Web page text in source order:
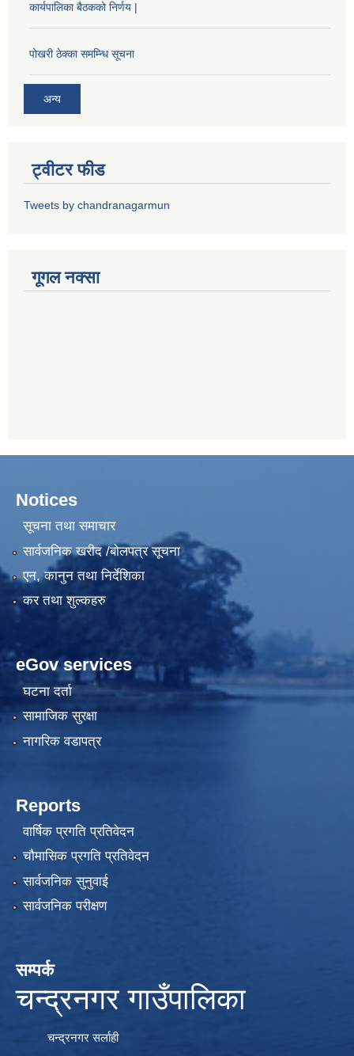
कार्यपालिका बैठकको निर्णय |
पोखरी ठेक्का समम्न्धि सूचना
अन्य
ट्वीटर फीड
Tweets by chandranagarmun
गूगल नक्सा
Notices
सूचना तथा समाचार
सार्वजनिक खरीद /बोलपत्र सूचना
एन, कानुन तथा निर्देशिका
कर तथा शुल्कहरु
eGov services
घटना दर्ता
सामाजिक सुरक्षा
नागरिक वडापत्र
Reports
वार्षिक प्रगति प्रतिवेदन
चौमासिक प्रगति प्रतिवेदन
सार्वजनिक सुनुवाई
सार्वजनिक परीक्षण
सम्पर्क
चन्द्रनगर गाउँपालिका
चन्द्रनगर सर्लाही